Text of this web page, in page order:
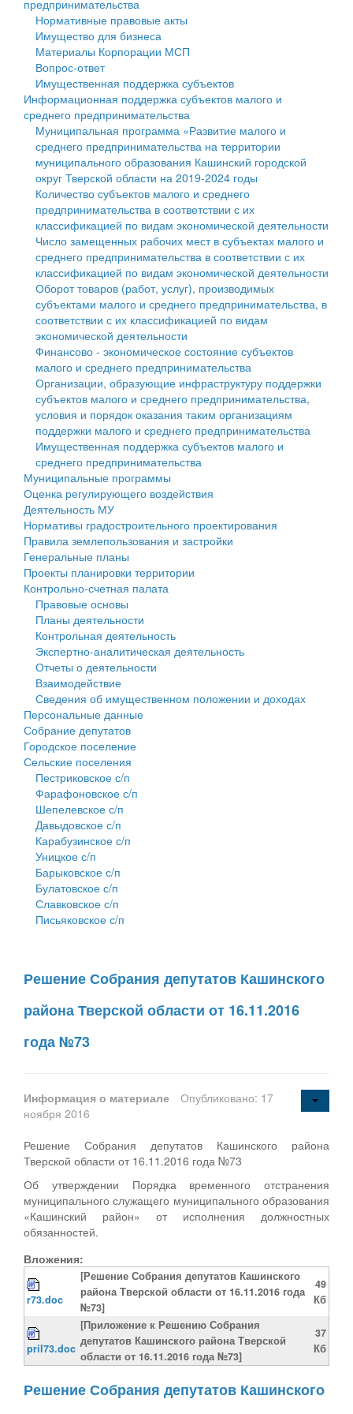
Государственные услуги
Промышленность и АПК
Экономика и бизнес
...
Символика
Устав
Гостям округа
Туризм
Культура
Образование
Здравоохранение
Социальная защита
Фотоальбом
муниципального округа Тверской области
Администрация Кашинского муниципального округа
Тверской области
Управление сельскими территориями
Открытые данные
Работа с обращениями граждан
Муниципальный контроль
Муниципальные услуги
Проекты административных регламентов
Антимонопольный комплаенс
Противодействие коррупции
Финансовое управление
Бюджет для граждан
Имущество
Выявление правообладателей ранее учтенных
объектов недвижимости
Имущественная поддержка субъектов малого и
среднего предпринимательства
Информационная поддержка субъектов малого и
среднего предпринимательства
Муниципальные программы
Контрольно-счетная палата
Персональные данные
Оценка регулирующего воздействия
Деятельность МУ
Нормативы градостроительного проектирования
Правила землепользования и застройки
Генеральные планы
Проекты планировки территории
Собрание депутатов
Городское поселение
Сельские поселения
предпринимательства
Нормативные правовые акты
Имущество для бизнеса
Материалы Корпорации МСП
Вопрос-ответ
Имущественная поддержка субъектов
Информационная поддержка субъектов малого и
среднего предпринимательства
Муниципальная программа «Развитие малого и
среднего предпринимательства на территории
муниципального образования Кашинский городской
округ Тверской области на 2019-2024 годы
Количество субъектов малого и среднего
предпринимательства в соответствии с их
классификацией по видам экономической деятельности
Число замещенных рабочих мест в субъектах малого и
среднего предпринимательства в соответствии с их
классификацией по видам экономической деятельности
Оборот товаров (работ, услуг), производимых
субъектами малого и среднего предпринимательства, в
соответствии с их классификацией по видам
экономической деятельности
Финансово - экономическое состояние субъектов
малого и среднего предпринимательства
Организации, образующие инфраструктуру поддержки
субъектов малого и среднего предпринимательства,
условия и порядок оказания таким организациям
поддержки малого и среднего предпринимательства
Имущественная поддержка субъектов малого и
среднего предпринимательства
Муниципальные программы
Оценка регулирующего воздействия
Деятельность МУ
Нормативы градостроительного проектирования
Правила землепользования и застройки
Генеральные планы
Проекты планировки территории
Контрольно-счетная палата
Правовые основы
Планы деятельности
Контрольная деятельность
Экспертно-аналитическая деятельность
Отчеты о деятельности
Взаимодействие
Сведения об имущественном положении и доходах
Персональные данные
Собрание депутатов
Городское поселение
Сельские поселения
Пестриковское с/п
Фарафоновское с/п
Шепелевское с/п
Давыдовское с/п
Карабузинское с/п
Уницкое с/п
Барыковское с/п
Булатовское с/п
Славковское с/п
Письяковское с/п
Решение Собрания депутатов Кашинского
района Тверской области от 16.11.2016
года №73
Информация о материале
Опубликовано: 17
ноября 2016
Решение Собрания депутатов Кашинского района
Тверской области от 16.11.2016 года №73
Об утверждении Порядка временного отстранения
муниципального служащего муниципального образования
«Кашинский район» от исполнения должностных
обязанностей.
Вложения:
r73.doc
[Решение Собрания депутатов Кашинского
района Тверской области от 16.11.2016 года
№73]
49
Кб
pril73.doc
[Приложение к Решению Собрания
депутатов Кашинского района Тверской
области от 16.11.2016 года №73]
37
Кб
Решение Собрания депутатов Кашинского